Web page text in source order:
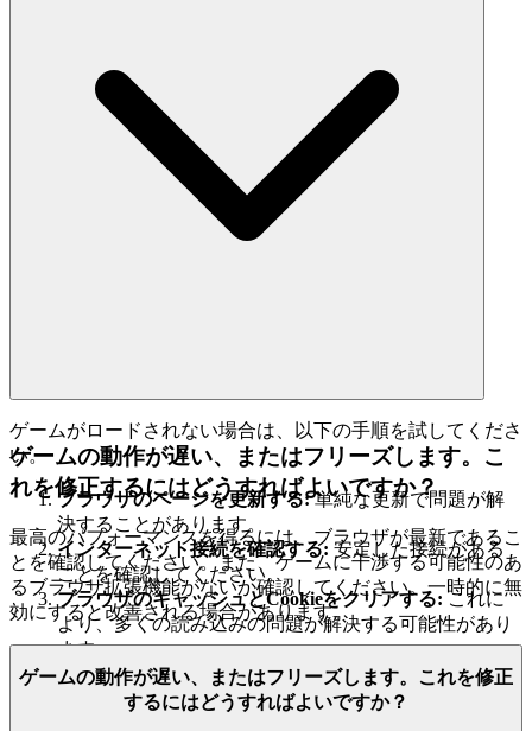
ゲームがロードされない場合は、以下の手順を試してくださ
い。
ブラウザのページを更新する:単純な更新で問題が解
決することがあります。
インターネット接続を確認する: 安定した接続がある
ことを確認してください。
ブラウザのキャッシュとCookieをクリアする: これに
より、多くの読み込みの問題が解決する可能性があり
ます。
別のブラウザを試す:まれに、ブラウザの互換性が問
題となる場合があります。
ゲームの動作が遅い、またはフリーズします。こ
れを修正するにはどうすればよいですか？
最高のパフォーマンスを得るには、ブラウザが最新であるこ
とを確認してください。また、ゲームに干渉する可能性のあ
るブラウザ拡張機能がないか確認してください。一時的に無
効にすると改善される場合があります。
ゲームの動作が遅い、またはフリーズします。これを修正
するにはどうすればよいですか？